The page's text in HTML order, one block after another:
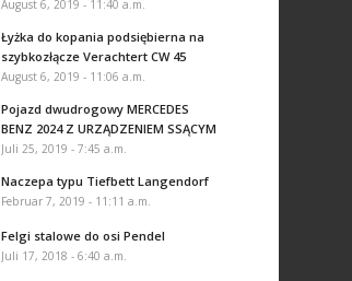
August 6, 2019 - 11:40 a.m.
Łyżka do kopania podsiębierna na
szybkozłącze Verachtert CW 45
August 6, 2019 - 11:06 a.m.
Pojazd dwudrogowy MERCEDES
BENZ 2024 Z URZĄDZENIEM SSĄCYM
Juli 25, 2019 - 7:45 a.m.
Naczepa typu Tiefbett Langendorf
Februar 7, 2019 - 11:11 a.m.
Felgi stalowe do osi Pendel
Juli 17, 2018 - 6:40 a.m.